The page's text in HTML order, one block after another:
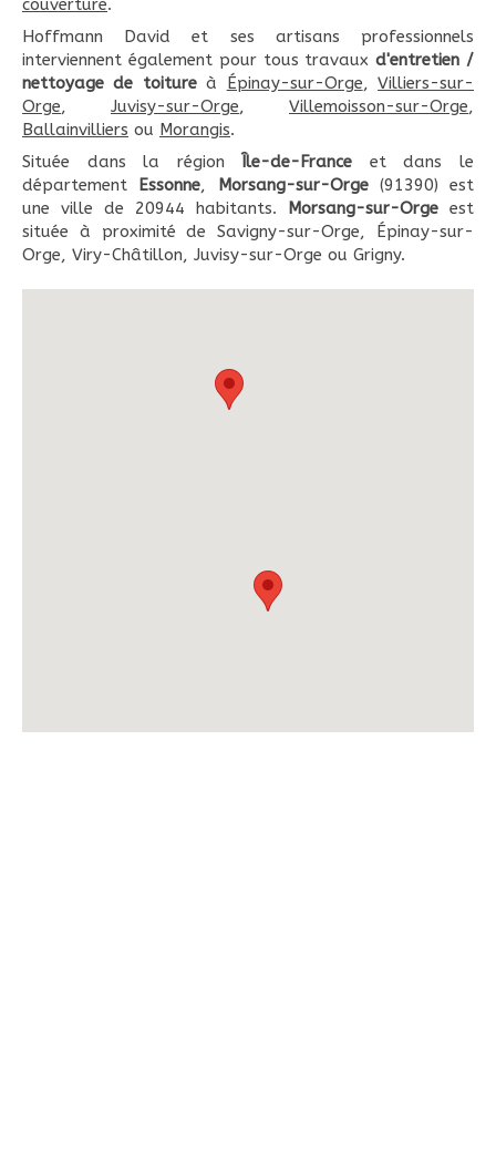
couverture.
Hoffmann David et ses artisans professionnels
interviennent également pour tous travaux d'entretien /
nettoyage de toitureà Épinay-sur-Orge,Villiers-sur-
Orge, Juvisy-sur-Orge, Villemoisson-sur-Orge,
Ballainvilliers ou Morangis.
Située dans la région
Île-de-France et dans le
département
Essonne, Morsang-sur-Orge(91390) est
une ville de 20944 habitants.
Morsang-sur-Orge est
située à proximité de Savigny-sur-Orge, Épinay-sur-
Orge, Viry-Châtillon, Juvisy-sur-Orge ou Grigny.